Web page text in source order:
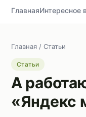
ГлавнаяИнтересное
Главная / Статьи
Статьи
А
«Яндекс